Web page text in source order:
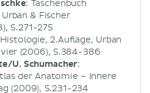
: Taschenbuch
& Fischer
S.271-275
2.Auflage, Urban
(2006), S.384-386
U. Schumacher:
der Anatomie – Innere
(2009), S.231-234